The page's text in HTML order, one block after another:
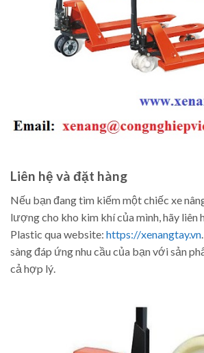
Liên hệ và đặt hàng
Nếu bạn đang tìm kiếm một chiếc xe
lượng cho kho kim khí của mình, hãy liên
Plastic qua website: https://xenangtay.vn
sàng đáp ứng nhu cầu của bạn với sản
cả hợp lý.